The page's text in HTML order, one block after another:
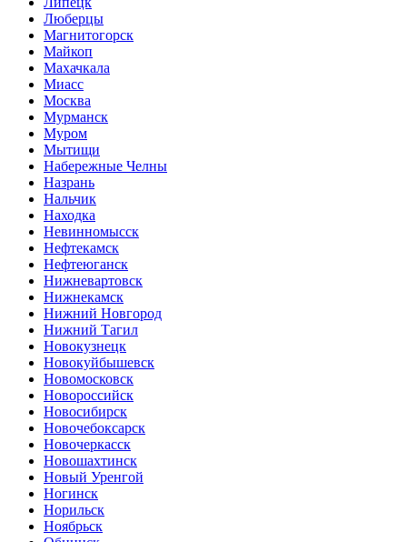
Люберцы
Магнитогорск
Майкоп
Махачкала
Миасс
Москва
Мурманск
Муром
Мытищи
Набережные Челны
Назрань
Нальчик
Находка
Невинномысск
Нефтекамск
Нефтеюганск
Нижневартовск
Нижнекамск
Нижний Новгород
Нижний Тагил
Новокузнецк
Новокуйбышевск
Новомосковск
Новороссийск
Новосибирск
Новочебоксарск
Новочеркасск
Новошахтинск
Новый Уренгой
Ногинск
Норильск
Ноябрьск